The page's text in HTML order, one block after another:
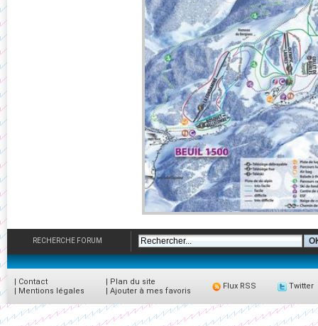
RECHERCHE FORUM
Contact
Mentions légales
Plan du site
Ajouter à mes favoris
Flux RSS Twitter